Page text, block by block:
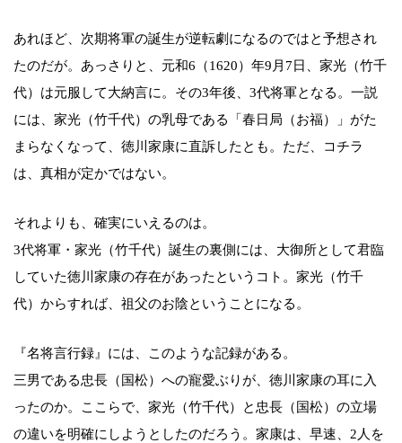
あれほど、次期将軍の誕生が逆転劇になるのではと予想され
たのだが。あっさりと、元和6（1620）年9月7日、家光（竹千
代）は元服して大納言に。その3年後、3代将軍となる。一説
には、家光（竹千代）の乳母である「春日局（お福）」がた
まらなくなって、徳川家康に直訴したとも。ただ、コチラ
は、真相が定かではない。
それよりも、確実にいえるのは。
3代将軍・家光（竹千代）誕生の裏側には、大御所として君臨
していた徳川家康の存在があったというコト。家光（竹千
代）からすれば、祖父のお陰ということになる。
『名将言行録』には、このような記録がある。
三男である忠長（国松）への寵愛ぶりが、徳川家康の耳に入
ったのか。ここらで、家光（竹千代）と忠長（国松）の立場
の違いを明確にしようとしたのだろう。家康は、早速、2人を